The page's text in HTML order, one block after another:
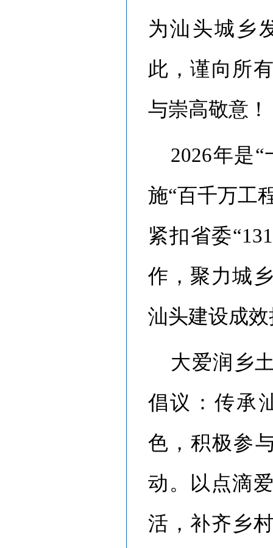
为汕头城乡
此，谨向所
与崇高敬意！
2026年是“
施“百千万工
紧扣省委
作，聚力城
汕头建设成
大爱润乡
倡议：传承
色，积极参
动。以点滴
活，补齐乡